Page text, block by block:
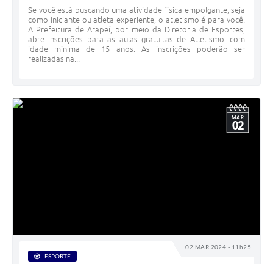
Se você está buscando uma atividade física empolgante, seja
como iniciante ou atleta experiente, o atletismo é para você.
A Prefeitura de Arapeí, por meio da Diretoria de Esportes,
abre inscrições para as aulas gratuitas de Atletismo, com
idade mínima de 15 anos. As inscrições poderão ser
realizadas na...
02 MAR 2024 - 11h25
MAR
02
ESPORTE